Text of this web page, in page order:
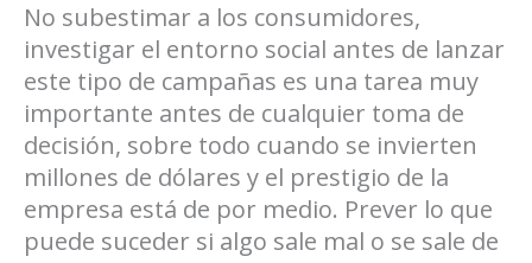
No subestimar a los consumidores,
investigar el entorno social antes de lanzar
este tipo de campañas es una tarea muy
importante antes de cualquier toma de
decisión, sobre todo cuando se invierten
millones de dólares y el prestigio de la
empresa está de por medio. Prever lo que
puede suceder si algo sale mal o se sale de